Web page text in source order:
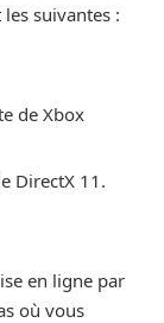
suivantes :
de Xbox
DirectX 11.
en ligne par
où vous